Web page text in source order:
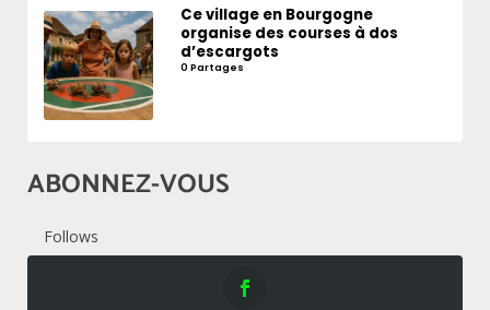
Ce village en Bourgogne
organise des courses à dos
d’escargots
0 Partages
ABONNEZ-VOUS
Follows